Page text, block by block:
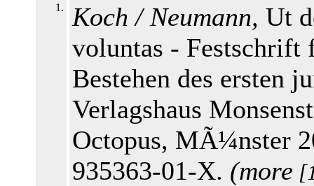
1. Koch / Neumann, Ut
voluntas -
Bestehen des ersten
Verlagshaus
Octopus, MÃ¼nster
935363-01-X. (more